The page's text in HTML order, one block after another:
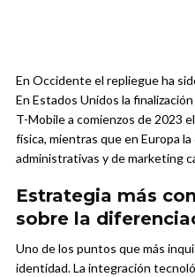
En Occidente el repliegue ha
En Estados Unidos la
T-Mobile a comienzos de 2023
física, mientras que en Europa
administrativas y de marketing
Estrategia más
sobre la
Uno de los puntos que más
identidad. La integración